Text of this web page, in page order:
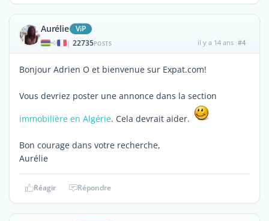
Aurélie ViP
| 22735POSTS il y a 14 ans #4
Bonjour Adrien O et bienvenue sur Expat.com!
Vous devriez poster une annonce dans la section
immobilière en Algérie. Cela devrait aider.
Bon courage dans votre recherche,
Aurélie
Réagir Répondre